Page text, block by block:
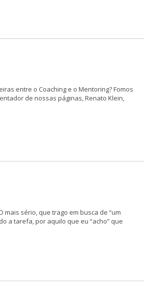
entre o Coaching e o Mentoring? Fomos
de nossas páginas, Renato Klein,
sério, que trago em busca de “um
a tarefa, por aquilo que eu “acho” que